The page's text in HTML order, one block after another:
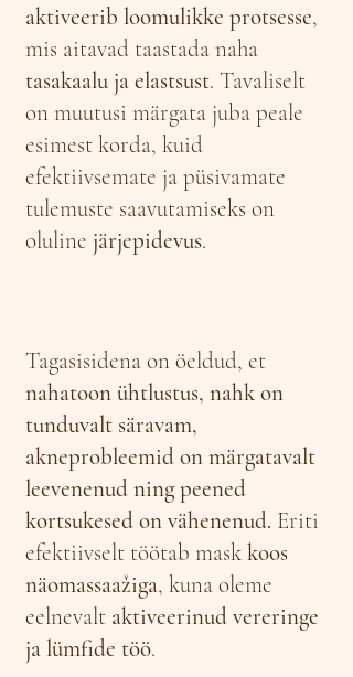
aktiveerib loomulikke protsesse,
mis aitavad taastada naha
tasakaalu ja elastsust. Tavaliselt
on muutusi märgata juba peale
esimest korda, kuid
efektiivsemate ja püsivamate
tulemuste saavutamiseks on
oluline järjepidevus.
Tagasisidena on öeldud, et
nahatoon ühtlustus, nahk on
tunduvalt säravam,
akneprobleemid on märgatavalt
leevenenud ning peened
kortsukesed on vähenenud. Eriti
efektiivselt töötab mask koos
näomassaažiga, kuna oleme
eelnevalt aktiveerinud vereringe
ja lümfide töö.